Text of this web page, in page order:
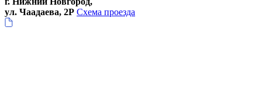
ул. Чаадаева, 2Р Схема проезда